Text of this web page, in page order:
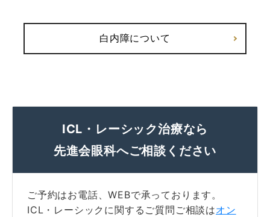
白内障について
ICL・レーシック治療なら
先進会眼科へご相談ください
ご予約はお電話、WEBで承っております。
ICL・レーシックに関するご質問ご相談はオン